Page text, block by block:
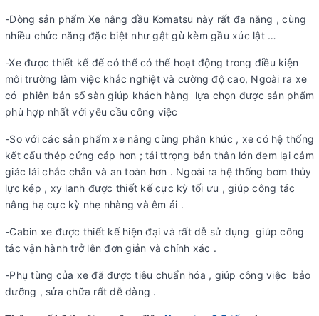
-Dòng sản phẩm Xe nâng dầu Komatsu này rất đa năng , cùng
nhiều chức năng đặc biệt như gật gù kèm gầu xúc lật …
-Xe được thiết kế để có thể có thể hoạt động trong điều kiện
môi trường làm việc khắc nghiệt và cường độ cao, Ngoài ra xe
có phiên bản số sàn giúp khách hàng lựa chọn được sản phẩm
phù hợp nhất với yêu cầu công việc
-So với các sản phẩm xe nâng cùng phân khúc , xe có hệ thống
kết cấu thép cứng cáp hơn ; tải ttrọng bản thân lớn đem lại cảm
giác lái chắc chắn và an toàn hơn . Ngoài ra hệ thống bơm thủy
lực kép , xy lanh được thiết kế cực kỳ tối ưu , giúp công tác
nâng hạ cực kỳ nhẹ nhàng và êm ái .
-Cabin xe được thiết kế hiện đại và rất dễ sử dụng giúp công
tác vận hành trở lên đơn giản và chính xác .
-Phụ tùng của xe đã được tiêu chuẩn hóa , giúp công việc bảo
dưỡng , sửa chữa rất dễ dàng .